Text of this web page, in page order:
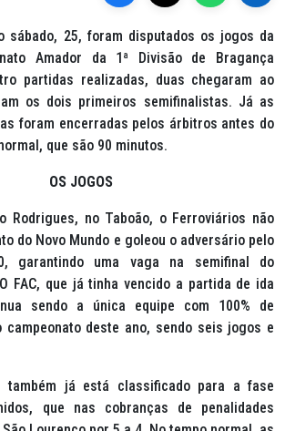
sábado, 25, foram disputados os jogos da
Amador da 1ª Divisão de Bragança
partidas realizadas, duas chegaram ao
os dois primeiros semifinalistas. Já as
foram encerradas pelos árbitros antes do
que são 90 minutos.
OS JOGOS
Rodrigues, no Taboão, o Ferroviários não
do Novo Mundo e goleou o adversário pelo
garantindo uma vaga na semifinal do
FAC, que já tinha vencido a partida de ida
sendo a única equipe com 100% de
campeonato deste ano, sendo seis jogos e
também já está classificado para a fase
que nas cobranças de penalidades